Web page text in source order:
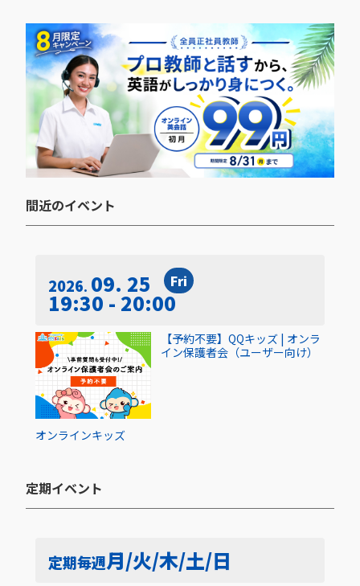
間近のイベント​
2026 09. 25 Fri
19:30 - 20:00
オンラインキッズ
【予約不要】QQキッズ | オンラ
イン保護者会（ユーザー向け）
定期イベント​
定期毎週月/火/木/土/日